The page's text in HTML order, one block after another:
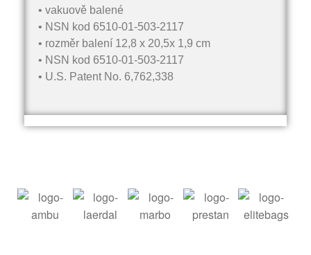
• vakuově balené
• NSN kod 6510-01-503-2117
• rozměr balení 12,8 x 20,5x 1,9 cm
• NSN kod 6510-01-503-2117
• U.S. Patent No. 6,762,338